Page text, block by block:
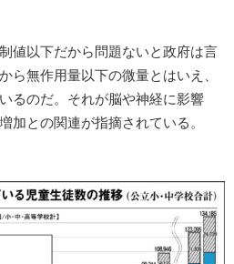
値以下だから問題ないと政府は言
ら無作用量以下の微量とはいえ、
るのだ。それが脳や神経に影響
加との関連が指摘されている。